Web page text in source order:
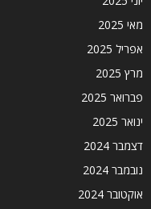
מאי 2025
אפריל 2025
מרץ 2025
פברואר 2025
ינואר 2025
דצמבר 2024
נובמבר 2024
אוקטובר 2024